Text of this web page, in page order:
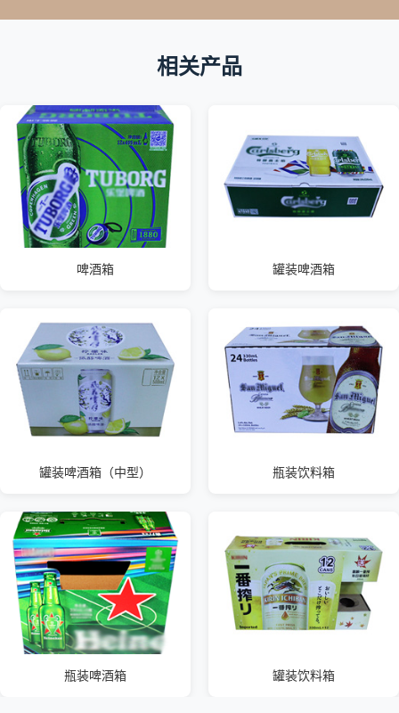
相关产品
啤酒箱 罐装啤酒箱
罐装啤酒箱（中型） 瓶装饮料箱
瓶装啤酒箱 罐装饮料箱